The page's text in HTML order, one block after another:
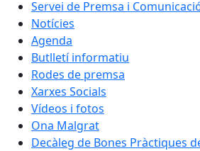
Servei de Premsa i
Notícies
Agenda
Butlletí informatiu
Rodes de premsa
Xarxes Socials
Vídeos i fotos
Ona Malgrat
Decàleg de Bones Pràctiques